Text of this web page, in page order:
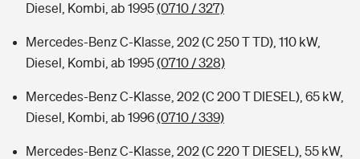
Diesel, Kombi, ab 1995(0710 / 327)
Mercedes-Benz C-Klasse, 202 (C 250 T TD), 110 kW,
Diesel, Kombi, ab 1995(0710 / 328)
Mercedes-Benz C-Klasse, 202 (C 200 T DIESEL), 65 kW,
Diesel, Kombi, ab 1996(0710 / 339)
Mercedes-Benz C-Klasse, 202 (C 220 T DIESEL), 55 kW,